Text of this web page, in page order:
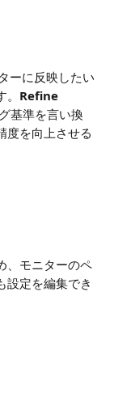
ーに反映したい
Refine
基準を言い換
度を向上させる
、モニターのペ
設定を編集でき